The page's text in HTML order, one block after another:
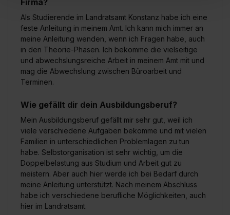
Inhalte (z.B. Videos oder Posts) angezeigt und hierfür
erforderliche personenbezogene Daten an Social Media
Dienste, ggfs. mit Sitz in den USA, übermittelt werden.
Eine Erlaubnis hierfür kannst du auch später noch im
Einzelfall bei dem jeweiligen Inhalt erteilen. Willst du nur
bestimmte Verwendungszwecke zulassen, triff deine
erlauben“. Die Einwilligung zur Platzierung von Cookies
der Kategorien „Präferenzen“, „Statistiken“ und „Social
Media und Marketing“ umfasst hierbei die Einwilligung
zur Übermittlung deiner Daten in die USA (Art. 49 Abs. 1
S. 1 lit. a) DS-GVO). Die USA verfügen über kein
angemessenes Datenschutzniveau (EuGH – Schrems
II). Du kannst die von dir erteilte Einwilligung jederzeit mit
Wirkung für die Zukunft ganz oder teilweise über unsere
Datenschutzerklärung unter dem Punkt „Datenschutz-
Als Studierende im Landratsamt Konstanz habe ich eine
feste Anleitung in meinem Amt. Ich kann mich immer an
meine Anleitung wenden, wenn ich Fragen habe, auch
in den Theorie-Phasen. Ich bekomme die vielseitige
und abwechslungsreiche Arbeit in meinem Amt mit und
mag die Abwechslung zwischen Büroarbeit und
Terminen.
Wie gefällt dir dein Ausbildungsberuf?
Mein Ausbildungsberuf gefällt mir sehr gut, weil ich
viele verschiedene Aufgaben bekomme und mit vielen
Familien in unterschiedlichen Problemlagen zu tun
habe. Selbstorganisation ist sehr wichtig, um die
Doppelbelastung aus Studium und Arbeit gut zu
meistern. Aber auch hier werde ich bei Bedarf durch
meine Anleitung unterstützt. Nach meinem Abschluss
habe ich verschiedene berufliche Möglichkeiten, auch
hier im Landratsamt.